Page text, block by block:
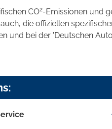
CO2-Emissionen und
die offiziellen
und bei der 'Deutschen